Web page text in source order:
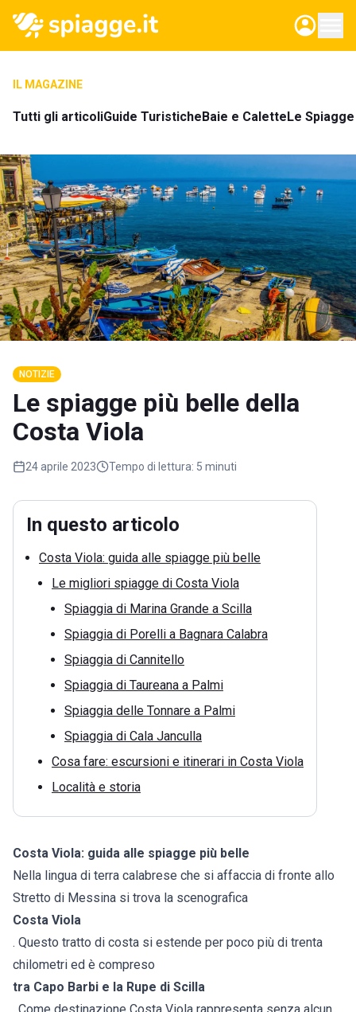
IL MAGAZINE
Tutti gli articoliGuide TuristicheBaie e CaletteLe
NOTIZIE
Le spiagge più belle della
Costa Viola
24 aprile 2023 Tempo di lettura: 5 minuti
In questo articolo
Costa Viola: guida alle spiagge più belle
Le migliori spiagge di Costa Viola
Spiaggia di Marina Grande a Scilla
Spiaggia di Porelli a Bagnara Calabra
Spiaggia di Cannitello
Spiaggia di Taureana a Palmi
Spiaggia delle Tonnare a Palmi
Spiaggia di Cala Janculla
Cosa fare: escursioni e itinerari in Costa Viola
Località e storia
Costa Viola: guida alle spiagge più belle
Nella lingua di terra calabrese che si affaccia di fronte allo
Stretto di Messina si trova la scenografica
Costa Viola
. Questo tratto di costa si estende per poco più di trenta
chilometri ed è compreso
tra Capo Barbi e la Rupe di Scilla